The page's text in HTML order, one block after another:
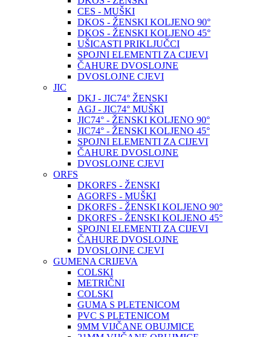
CES - MUŠKI
DKOS - ŽENSKI KOLJENO 90°
DKOS - ŽENSKI KOLJENO 45°
UŠICASTI PRIKLJUČCI
SPOJNI ELEMENTI ZA CIJEVI
ČAHURE DVOSLOJNE
DVOSLOJNE CJEVI
JIC
DKJ - JIC74° ŽENSKI
AGJ - JIC74° MUŠKI
JIC74° - ŽENSKI KOLJENO 90°
JIC74° - ŽENSKI KOLJENO 45°
SPOJNI ELEMENTI ZA CIJEVI
ČAHURE DVOSLOJNE
DVOSLOJNE CJEVI
ORFS
DKORFS - ŽENSKI
AGORFS - MUŠKI
DKORFS - ŽENSKI KOLJENO 90°
DKORFS - ŽENSKI KOLJENO 45°
SPOJNI ELEMENTI ZA CIJEVI
ČAHURE DVOSLOJNE
DVOSLOJNE CJEVI
GUMENA CRIJEVA
COLSKI
METRIČNI
COLSKI
GUMA S PLETENICOM
PVC S PLETENICOM
9MM VIJČANE OBUJMICE